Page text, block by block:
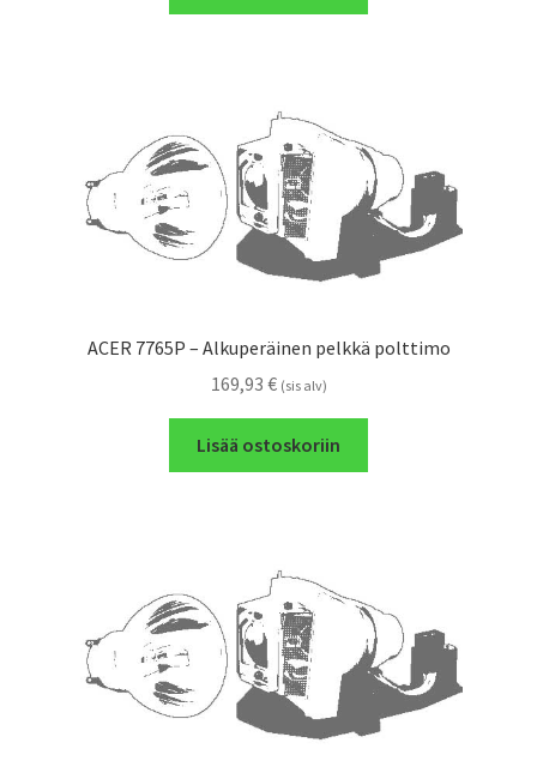
ACER 7765P – Alkuperäinen pelkkä polttimo
169,93 € (sis alv)
Lisää ostoskoriin